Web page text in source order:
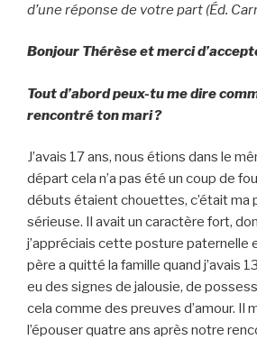
d’une réponse de votre part (Éd.
Bonjour Thérèse et merci
Tout d’abord peux-tu me dire
rencontré ton mari ?
J’avais 17 ans, nous étions dans le
départ cela n’a pas été un coup de
débuts étaient chouettes, c’était ma
sérieuse. Il avait un caractère fort,
j’appréciais cette posture paternelle
père a quitté la famille quand j’avais
eu des signes de jalousie, de
cela comme des preuves d’amour. Il
l’épouser quatre ans après notre